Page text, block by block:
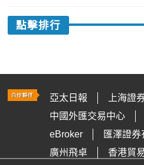
點擊排行
亞太日報
上海證
中國外匯交易中心
eBroker
匯澤證券
廣州飛卓
香港貿